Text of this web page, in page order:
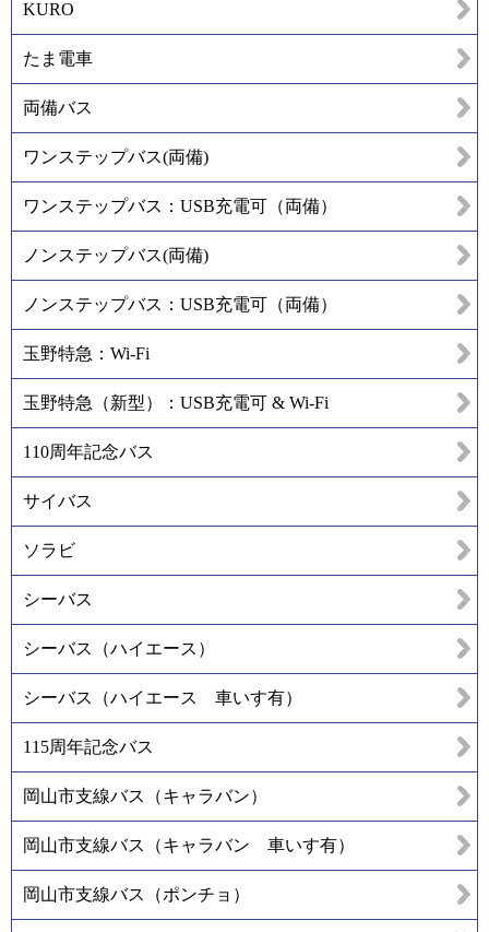
KURO
たま電車
両備バス
ワンステップバス(両備)
ワンステップバス：USB充電可（両備）
ノンステップバス(両備)
ノンステップバス：USB充電可（両備）
玉野特急：Wi-Fi
玉野特急（新型）：USB充電可 & Wi-Fi
110周年記念バス
サイバス
ソラビ
シーバス
シーバス（ハイエース）
シーバス（ハイエース 車いす有）
115周年記念バス
岡山市支線バス（キャラバン）
岡山市支線バス（キャラバン 車いす有）
岡山市支線バス（ポンチョ）